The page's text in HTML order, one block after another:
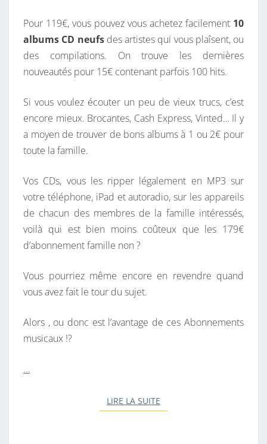
I
.
Pour 119€, vous pouvez vous achetez facilement 10
albums CD neufsdes artistes qui vous plaîsent, ou
des compilations. On trouve les dernières
nouveautés pour 15€ contenant parfois 100 hits.
Si vous voulez écouter un peu de vieux trucs, c’est
encore mieux. Brocantes, Cash Express, Vinted… Il y
a moyen de trouver de bons albums à 1 ou 2€ pour
toute la famille.
Vos CDs, vous les ripper légalement en MP3 sur
votre téléphone, iPad et autoradio, sur les appareils
de chacun des membres de la famille intéressés,
voilà qui est bien moins coûteux que les 179€
d’abonnement famille non ?
Vous pourriez même encore en revendre quand
vous avez fait le tour du sujet.
Alors , ou donc est l’avantage de ces Abonnements
musicaux !?
…
LIRE LA SUITE